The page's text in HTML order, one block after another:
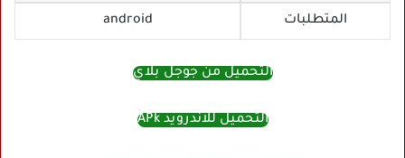
المتطلبات android
التحميل من جوجل بلاي
التحميل للاندرويد APk